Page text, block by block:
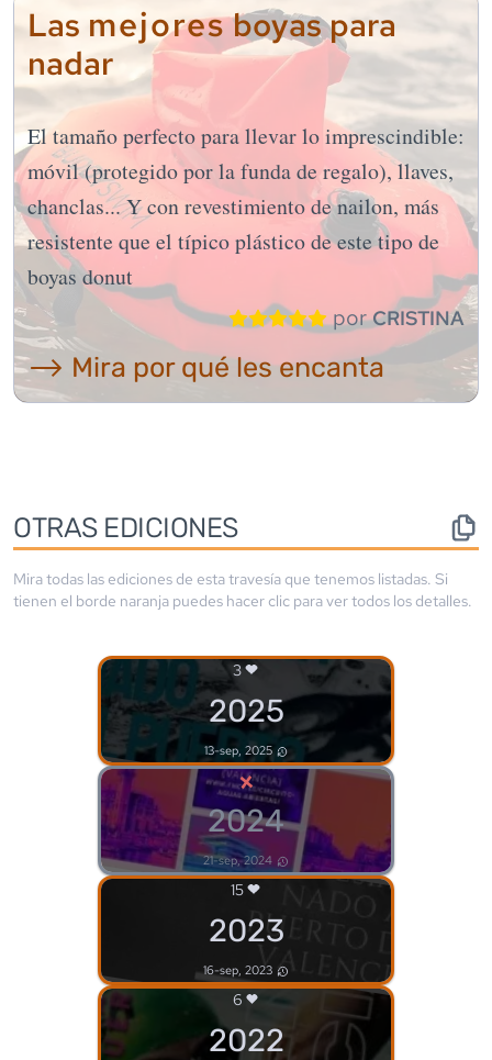
Las mejoresboyas para
nadar
El tamaño perfecto para llevar lo imprescindible:
móvil (protegido por la funda de regalo), llaves,
chanclas... Y con revestimiento de nailon, más
resistente que el típico plástico de este tipo de
boyas donut
porCRISTINA
⟶ Mira por qué les encanta
OTRAS EDICIONES
Mira todas las ediciones de esta travesía que tenemos listadas. Si
tienen el borde naranja puedes hacer clic para ver todos los detalles.
3
2025
13-sep, 2025
×
2024
21-sep, 2024
15
2023
16-sep, 2023
6
2022